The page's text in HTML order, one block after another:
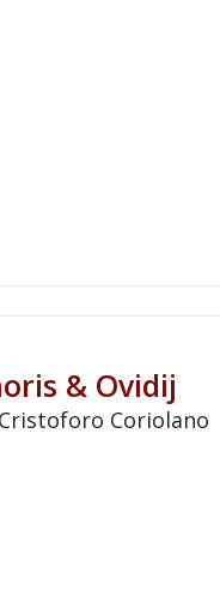
& Ovidij
Coriolano